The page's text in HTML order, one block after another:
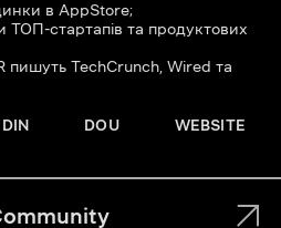
в AppStore;
ТОП-стартапів та продуктових
пишуть TechCrunch, Wired та
DOU WEBSITE